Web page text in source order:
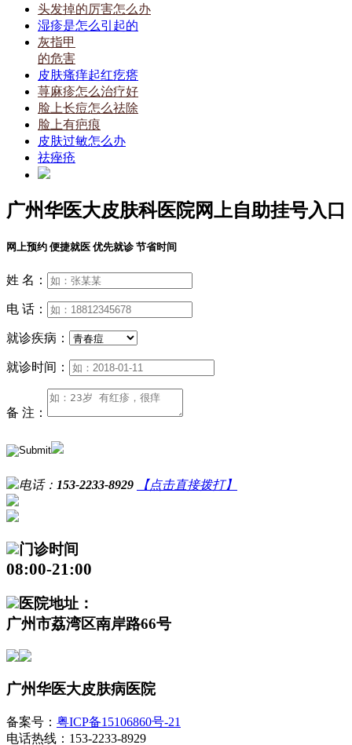
头发掉的厉害怎么办
湿疹是怎么引起的
灰指甲
的危害
皮肤瘙痒起红疙瘩
荨麻疹怎么治疗好
脸上长痘怎么祛除
脸上有疤痕
皮肤过敏怎么办
祛痤疮
广州华医大皮肤科医院网上自助挂号入口
网上预约 便捷就医 优先就诊 节省时间
姓 名：
电 话：
就诊疾病：
就诊时间：
备 注：
电话： 153-2233-8929 【点击直接拨打】
门诊时间
08:00-21:00
医院地址：
广州市荔湾区南岸路66号
广州华医大皮肤病医院
备案号： 粤ICP备15106860号-21
电话热线：153-2233-8929